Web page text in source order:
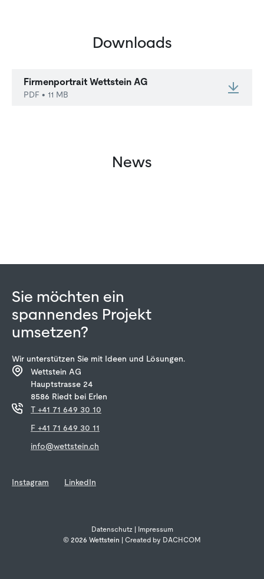
Downloads
Firmenportrait Wettstein AG
PDF • 11 MB
News
Sie möchten ein
spannendes Projekt
umsetzen?
Wir unterstützen Sie mit Ideen und Lösungen.
Wettstein AG
Hauptstrasse 24
8586 Riedt bei Erlen
T +41 71 649 30 10
F +41 71 649 30 11
info@wettstein.ch
Instagram LinkedIn
Datenschutz|
Impressum
© 2026 Wettstein | Created by DACHCOM